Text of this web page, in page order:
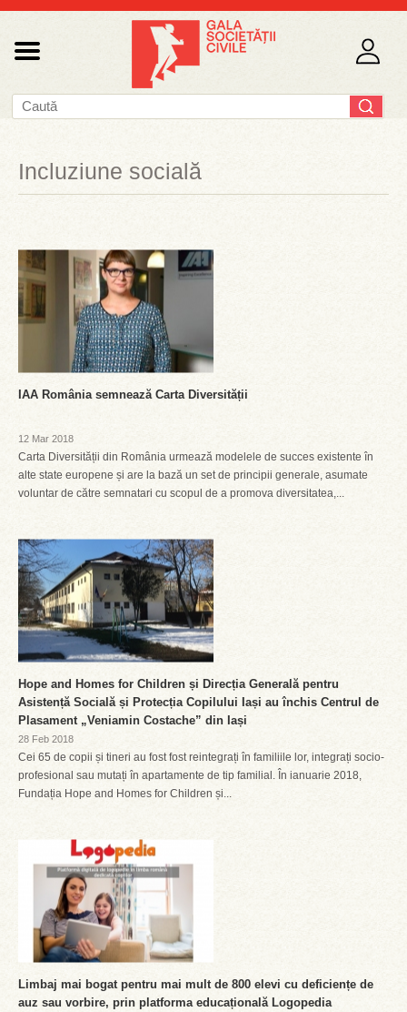
Incluziune socială
IAA România semnează Carta Diversității
12 Mar 2018
Carta Diversității din România urmează modelele de succes existente în
alte state europene și are la bază un set de principii generale, asumate
voluntar de către semnatari cu scopul de a promova diversitatea,...
Hope and Homes for Children și Direcția Generală pentru
Asistență Socială și Protecția Copilului Iași au închis Centrul de
Plasament „Veniamin Costache” din Iași
28 Feb 2018
Cei 65 de copii și tineri au fost fost reintegrați în familiile lor, integrați socio-
profesional sau mutați în apartamente de tip familial. În ianuarie 2018,
Fundația Hope and Homes for Children și...
Limbaj mai bogat pentru mai mult de 800 elevi cu deficiențe de
auz sau vorbire, prin platforma educațională Logopedia